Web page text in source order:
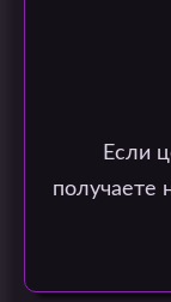
Если
получаете